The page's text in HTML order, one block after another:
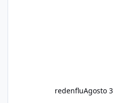
redenfluAgosto